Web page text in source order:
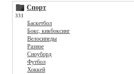
Спорт
331
Баскетбол
Бокс, кикбоксинг
Велосипеды
Разное
Сноуборд
Футбол
Хоккей